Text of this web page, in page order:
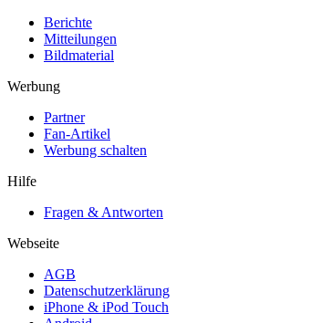
Berichte
Mitteilungen
Bildmaterial
Werbung
Partner
Fan-Artikel
Werbung schalten
Hilfe
Fragen & Antworten
Webseite
AGB
Datenschutzerklärung
iPhone & iPod Touch